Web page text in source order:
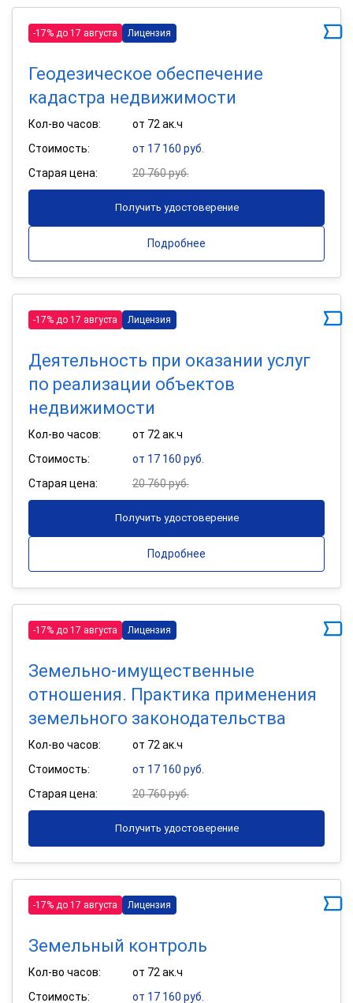
-17% до 17 августа Лицензия
Геодезическое обеспечение
кадастра недвижимости
Кол-во часов:
от 72 ак.ч
Стоимость:
от 17 160 руб.
Старая цена:
20 760 руб.
Получить удостоверение
Подробнее
-17% до 17 августа Лицензия
Деятельность при оказании услуг
по реализации объектов
недвижимости
Кол-во часов:
от 72 ак.ч
Стоимость:
от 17 160 руб.
Старая цена:
20 760 руб.
Получить удостоверение
Подробнее
-17% до 17 августа Лицензия
Земельно-имущественные
отношения. Практика применения
земельного законодательства
Кол-во часов:
от 72 ак.ч
Стоимость:
от 17 160 руб.
Старая цена:
20 760 руб.
Получить удостоверение
-17% до 17 августа Лицензия
Земельный контроль
Кол-во часов:
от 72 ак.ч
Стоимость:
от 17 160 руб.